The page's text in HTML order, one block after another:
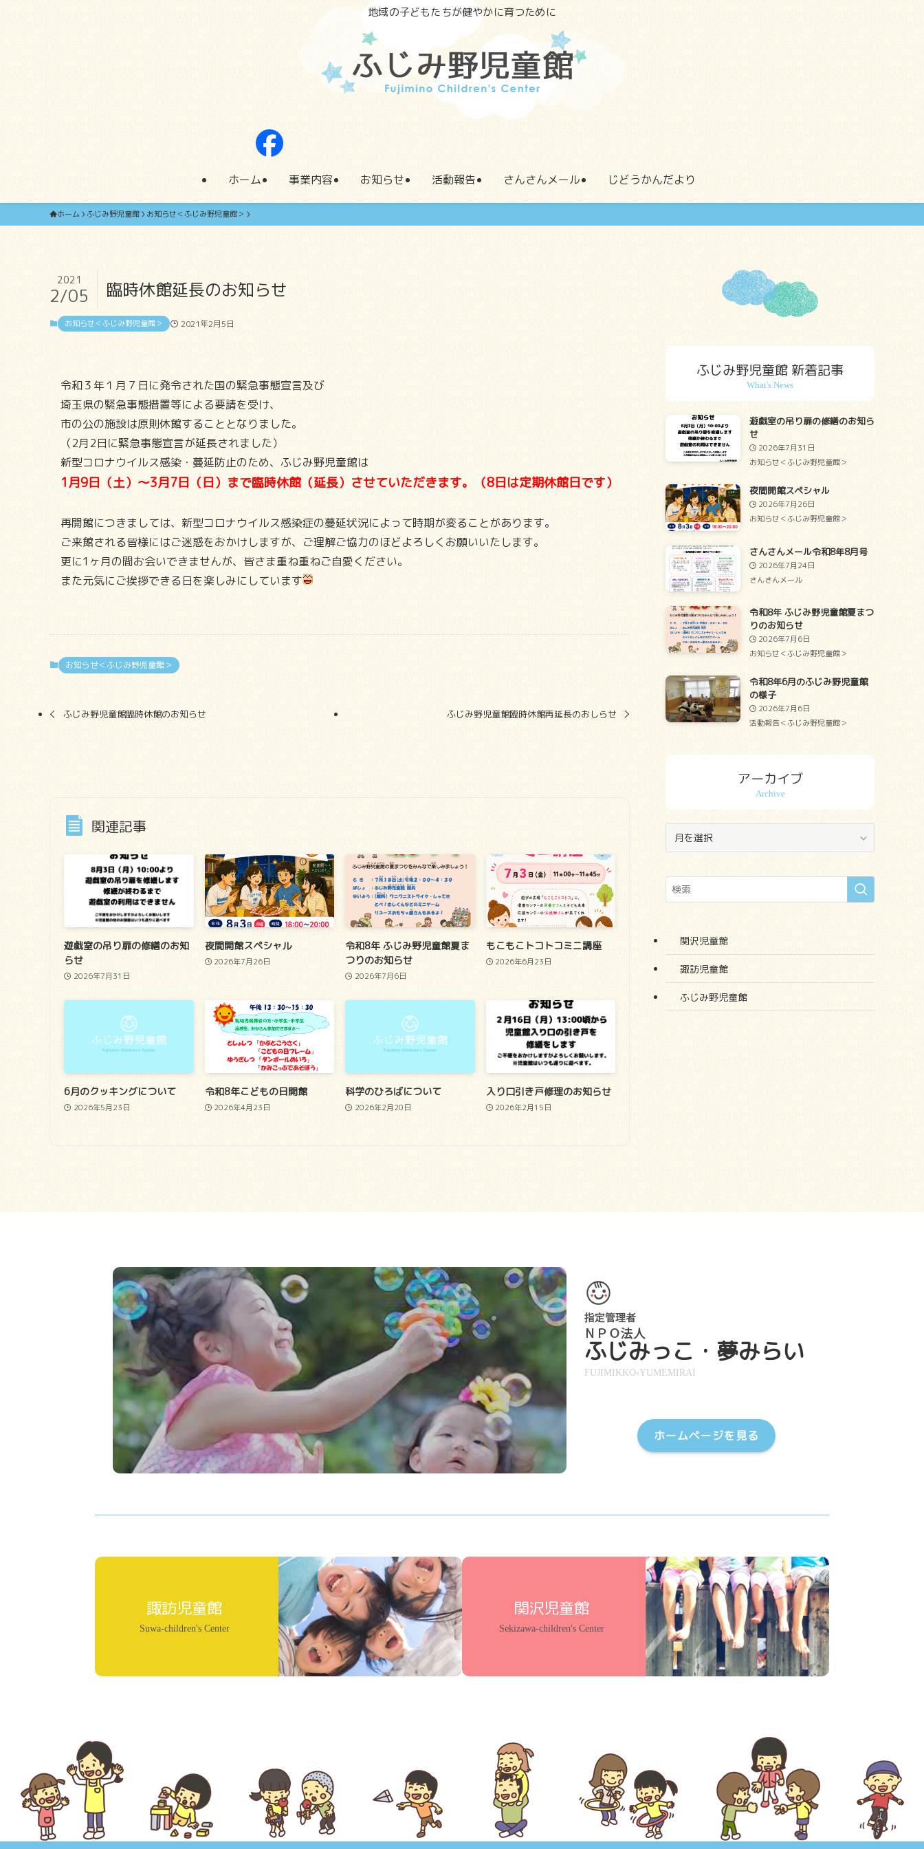
地域の子どもたちが健やかに育つために
ホーム 事業内容 お知らせ 活動報告 さんさんメール じどうかんだより
ホーム ふじみ野児童館 お知らせ＜ふじみ野児童館＞
臨時休館延長のお知らせ
2021
2/05
お知らせ＜ふじみ野児童館＞ 2021年2月5日
令和３年１月７日に発令された国の緊急事態宣言及び
埼玉県の緊急事態措置等による要請を受け、
市の公の施設は原則休館することとなりました。
（2月2日に緊急事態宣言が延長されました）
新型コロナウイルス感染・蔓延防止のため、ふじみ野児童館は
1月9日（土）～3月7日（日）まで臨時休館（延長）させていただきます。（8日は定期休館日です）
再開館につきましては、新型コロナウイルス感染症の蔓延状況によって時期が変ることがあります。
ご来館される皆様にはご迷惑をおかけしますが、ご理解ご協力のほどよろしくお願いいたします。
更に1ヶ月の間お会いできませんが、皆さま重ね重ねご自愛ください。
また元気にご挨拶できる日を楽しみにしています
お知らせ＜ふじみ野児童館＞
ふじみ野児童館臨時休館のお知らせ ふじみ野児童館臨時休館再延長のおしらせ
関連記事
遊戯室の吊り扉の修繕のお知
らせ
2026年7月31日
夜間開館スペシャル
2026年7月26日
令和8年 ふじみ野児童館夏ま
つりのお知らせ
2026年7月6日
もこもこトコトコミニ講座
2026年6月23日
6月のクッキングについて
2026年5月23日
令和8年こどもの日開館
2026年4月23日
科学のひろばについて
2026年2月20日
入り口引き戸修理のお知らせ
2026年2月15日
ふじみ野児童館 新着記事
遊戯室の吊り扉の修繕のお知ら
せ
2026年7月31日
お知らせ＜ふじみ野児童館＞
夜間開館スペシャル
2026年7月26日
お知らせ＜ふじみ野児童館＞
さんさんメール令和8年8月号
2026年7月24日
さんさんメール
令和8年 ふじみ野児童館夏まつ
りのお知らせ
2026年7月6日
お知らせ＜ふじみ野児童館＞
令和8年6月のふじみ野児童館
の様子
2026年7月6日
活動報告＜ふじみ野児童館＞
アーカイブ
イ
ブ
関沢児童館
諏訪児童館
ふじみ野児童館
ふじみっこ・夢みらい
FUJIMIKKO-YUMEMIRAI
ホームページを見る
諏訪児童館
Suwa-children's Center
関沢児童館
Sekizawa-children's Center